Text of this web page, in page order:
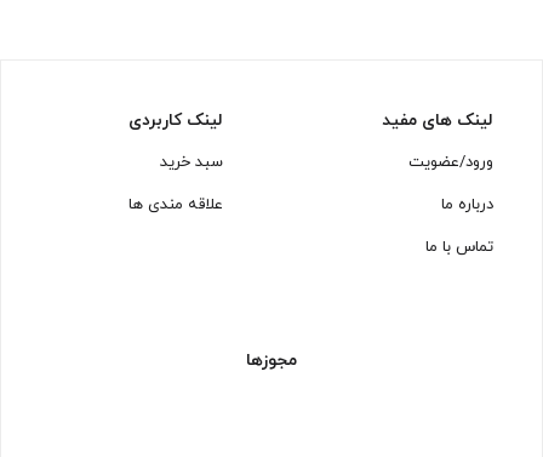
لینک های مفید
ورود/عضویت
درباره ما
تماس با ما
لینک کاربردی
سبد خرید
علاقه مندی ها
مجوزها